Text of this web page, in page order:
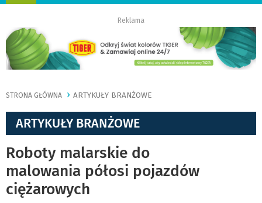
Reklama
STRONA GŁÓWNA ARTYKUŁY BRANŻOWE
ARTYKUŁY BRANŻOWE
Roboty malarskie do
malowania półosi pojazdów
ciężarowych